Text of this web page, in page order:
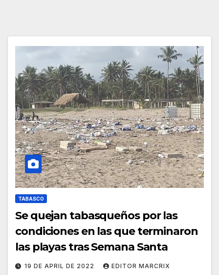
TABASCO
Se quejan tabasqueños por las
condiciones en las que terminaron
las playas tras Semana Santa
19 DE APRIL DE 2022 EDITOR MARCRIX